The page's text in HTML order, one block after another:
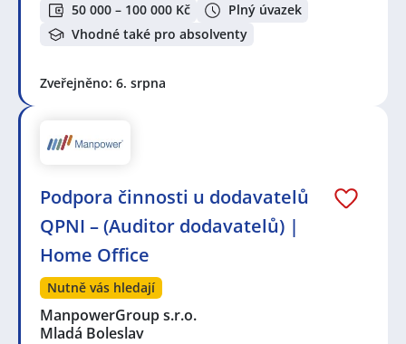
50 000 – 100 000 Kč
Plný úvazek
Vhodné také pro absolventy
Zveřejněno: 6. srpna
Podpora činnosti u dodavatelů
QPNI – (Auditor dodavatelů) |
Home Office
Nutně vás hledají
ManpowerGroup s.r.o.
Mladá Boleslav